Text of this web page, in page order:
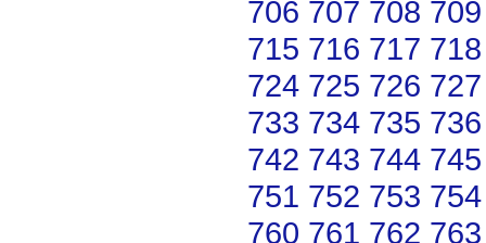
706 707 708 709
715 716 717 718
724 725 726 727
733 734 735 736
742 743 744 745
751 752 753 754
760 761 762 763